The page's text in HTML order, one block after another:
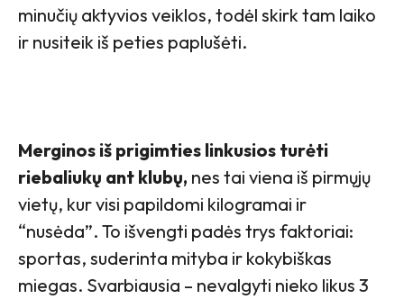
minučių aktyvios veiklos, todėl skirk tam laiko
ir nusiteik iš peties paplušėti.
Merginos iš prigimties linkusios turėti
riebaliukų ant klubų, nes tai viena iš pirmųjų
vietų, kur visi papildomi kilogramai ir
“nusėda”. To išvengti padės trys faktoriai:
sportas, suderinta mityba ir kokybiškas
miegas. Svarbiausia – nevalgyti nieko likus 3